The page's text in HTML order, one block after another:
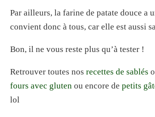
Par ailleurs, la farine de patate douce a
convient donc à tous, car elle est aussi
Bon, il ne vous reste plus qu’à tester !
Retrouver toutes nos recettes de sablés
fours avec gluten ou encore de petits
lol